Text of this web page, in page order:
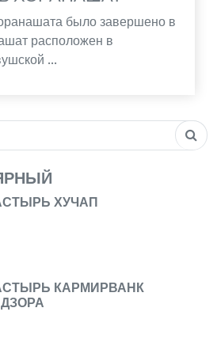
было завершено в
расположен в
...
ХУЧАП
КАРМИРВАНК